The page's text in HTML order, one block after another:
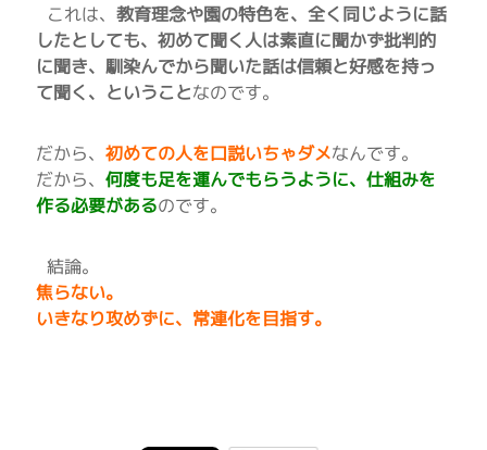
これは、教育理念や園の特色を、全く同じように話
したとしても、初めて聞く人は素直に聞かず批判的
に聞き、馴染んでから聞いた話は信頼と好感を持っ
て聞く、ということなのです。
だから、初めての人を口説いちゃダメなんです。
だから、何度も足を運んでもらうように、仕組みを
作る必要があるのです。
結論。
焦らない。
いきなり攻めずに、常連化を目指す。